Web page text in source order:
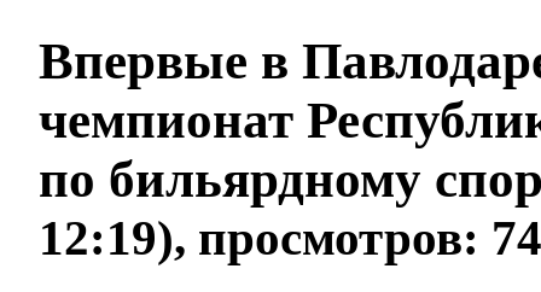
Впервые в
чемпионат
по бильярдному
12:19), просмотров: